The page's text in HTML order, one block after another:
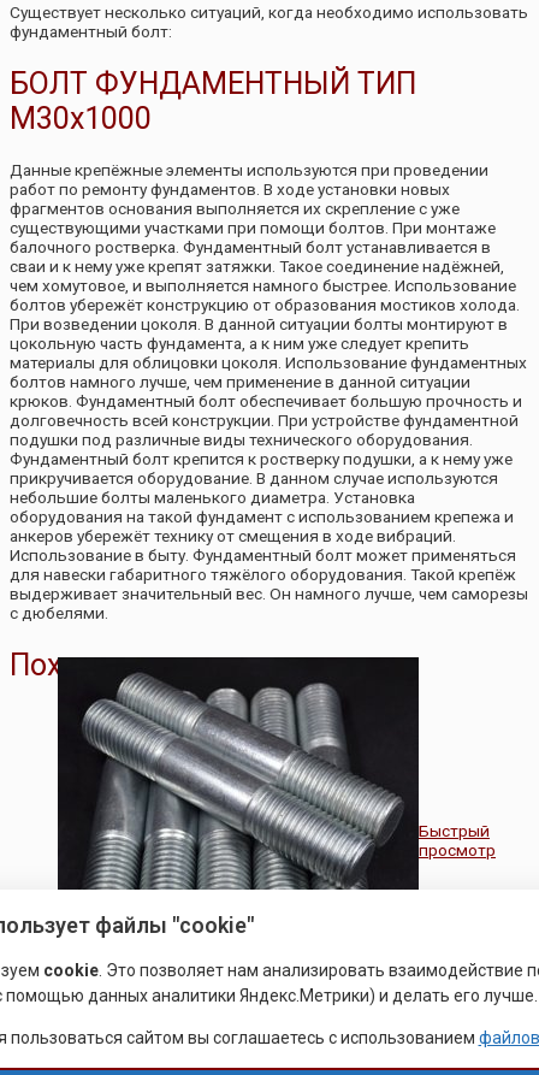
Существует несколько ситуаций, когда необходимо использовать
фундаментный болт:
БОЛТ ФУНДАМЕНТНЫЙ ТИП
М30х1000
Данные крепёжные элементы используются при проведении
работ по ремонту фундаментов. В ходе установки новых
фрагментов основания выполняется их скрепление с уже
существующими участками при помощи болтов. При монтаже
балочного ростверка. Фундаментный болт устанавливается в
сваи и к нему уже крепят затяжки. Такое соединение надёжней,
чем хомутовое, и выполняется намного быстрее. Использование
болтов убережёт конструкцию от образования мостиков холода.
При возведении цоколя. В данной ситуации болты монтируют в
цокольную часть фундамента, а к ним уже следует крепить
материалы для облицовки цоколя. Использование фундаментных
болтов намного лучше, чем применение в данной ситуации
крюков. Фундаментный болт обеспечивает большую прочность и
долговечность всей конструкции. При устройстве фундаментной
подушки под различные виды технического оборудования.
Фундаментный болт крепится к ростверку подушки, а к нему уже
прикручивается оборудование. В данном случае используются
небольшие болты маленького диаметра. Установка
оборудования на такой фундамент с использованием крепежа и
анкеров убережёт технику от смещения в ходе вибраций.
Использование в быту. Фундаментный болт может применяться
для навески габаритного тяжёлого оборудования. Такой крепёж
выдерживает значительный вес. Он намного лучше, чем саморезы
с дюбелями.
Похожие товары
Быстрый
просмотр
ВЫСОКОПРОЧНЫЙ КРЕПЕЖ
ФЛАНЦЕВЫЕ ШПИЛЬКИ ГОСТ
файлы "cookie"
cookie. Это позволяет нам анализировать взаимодействие
помощью данных аналитики Яндекс.Метрики) и делать его лучше.
сайтом вы соглашаетесь с использованием